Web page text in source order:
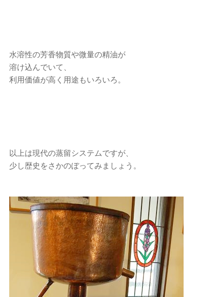
水溶性の芳香物質や微量の精油が
溶け込んでいて、
利用価値が高く用途もいろいろ。
以上は現代の蒸留システムですが、
少し歴史をさかのぼってみましょう。